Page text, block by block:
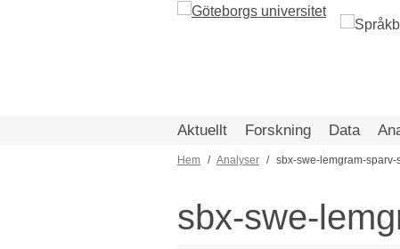
Aktuellt Forskning Data
Länkstig
Hem Analyser sbx-swe-lemgram-sparv-
sbx-swe-